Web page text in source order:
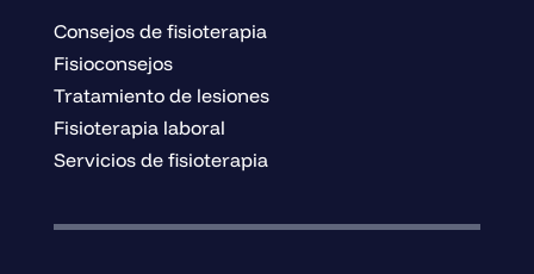
Consejos de fisioterapia
Fisioconsejos
Tratamiento de lesiones
Fisioterapia laboral
Servicios de fisioterapia